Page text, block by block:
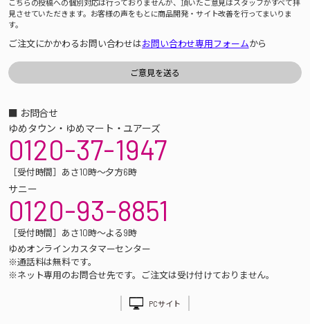
こちらの投稿への個別対応は行っておりませんが、頂いたご意見はスタッフがすべて拝
見させていただきます。お客様の声をもとに商品開発・サイト改善を行ってまいりま
す。
ご注文にかかわるお問い合わせはお問い合わせ専用フォームから
■ お問合せ
ゆめタウン・ゆめマート・ユアーズ
0120-37-1947
［受付時間］あさ10時～夕方6時
サニー
0120-93-8851
［受付時間］あさ10時～よる9時
ゆめオンラインカスタマーセンター
※通話料は無料です。
※ネット専用のお問合せ先です。ご注文は受け付けておりません。
PCサイト